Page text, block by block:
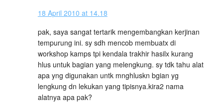
18 April 2010 at 14.18
pak, saya sangat tertarik mengembangkan kerjinan
tempurung ini. sy sdh mencob membuatx di
workshop kamps tpi kendala trakhir hasilx kurang
hlus untuk bagian yang melengkung. sy tdk tahu alat
apa yng digunakan untk mnghluskn bgian yg
lengkung dn lekukan yang tipisnya.kira2 nama
alatnya apa pak?